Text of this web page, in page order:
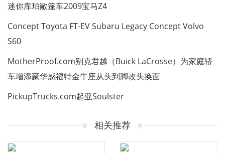
迷你库珀敞篷车2009宝马Z4
Concept Toyota FT-EV Subaru Legacy Concept Volvo
S60
MotherProof.com别克君越（Buick LaCrosse）为家庭轿
车增添豪华感福特金牛座从头到脚改头换面
PickupTrucks.com起亚Soulster
相关推荐